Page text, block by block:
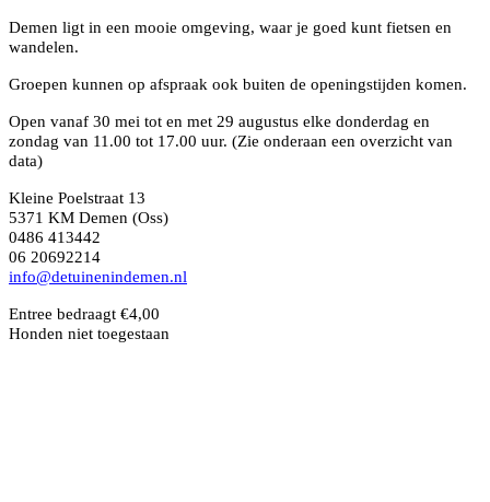
Demen ligt in een mooie omgeving, waar je goed kunt fietsen en
wandelen.
Groepen kunnen op afspraak ook buiten de openingstijden komen.
Open vanaf 30 mei tot en met 29 augustus elke donderdag en
zondag van 11.00 tot 17.00 uur. (Zie onderaan een overzicht van
data)
Kleine Poelstraat 13
5371 KM Demen (Oss)
0486 413442
06 20692214
info@detuinenindemen.nl
Entree bedraagt €4,00
Honden niet toegestaan